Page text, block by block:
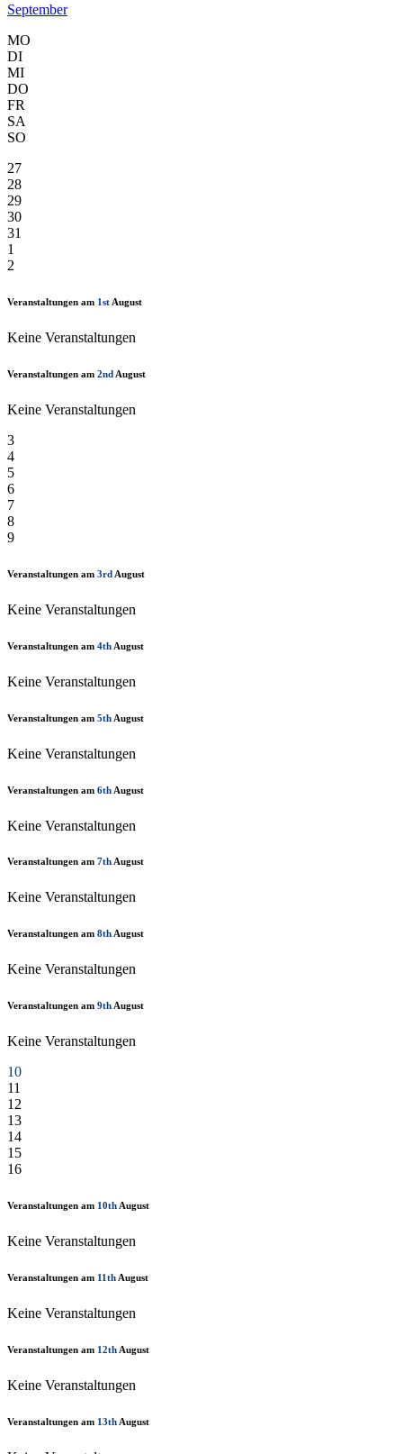
September
MO
DI
MI
DO
FR
SA
SO
27
28
29
30
31
1
2
Veranstaltungen am 1st August
Keine Veranstaltungen
Veranstaltungen am 2nd August
Keine Veranstaltungen
3
4
5
6
7
8
9
Veranstaltungen am 3rd August
Keine Veranstaltungen
Veranstaltungen am 4th August
Keine Veranstaltungen
Veranstaltungen am 5th August
Keine Veranstaltungen
Veranstaltungen am 6th August
Keine Veranstaltungen
Veranstaltungen am 7thAugust
Keine Veranstaltungen
Veranstaltungen am 8thAugust
Keine Veranstaltungen
Veranstaltungen am 9th August
Keine Veranstaltungen
10
11
12
13
14
15
16
Veranstaltungen am 10th August
Keine Veranstaltungen
Veranstaltungen am 11th August
Keine Veranstaltungen
Veranstaltungen am 12th August
Keine Veranstaltungen
Veranstaltungen am 13th August